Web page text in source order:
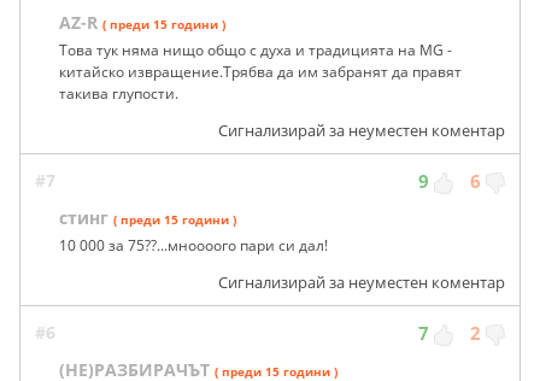
AZ-R ( преди 15 години )
Това тук няма нищо общо с духа и традицията на MG -
китайско извращение.Трябва да им забранят да правят
такива глупости.
Сигнализирай за неуместен коментар
#7 9 6
стинг ( преди 15 години )
10 000 за 75??...мноооого пари си дал!
Сигнализирай за неуместен коментар
#6 7 2
(НЕ)РАЗБИРАЧЪТ ( преди 15 години )